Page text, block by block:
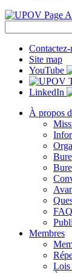
Contactez-
Site map
YouTube
LinkedIn
À propos
FAQ
Membres
Lois